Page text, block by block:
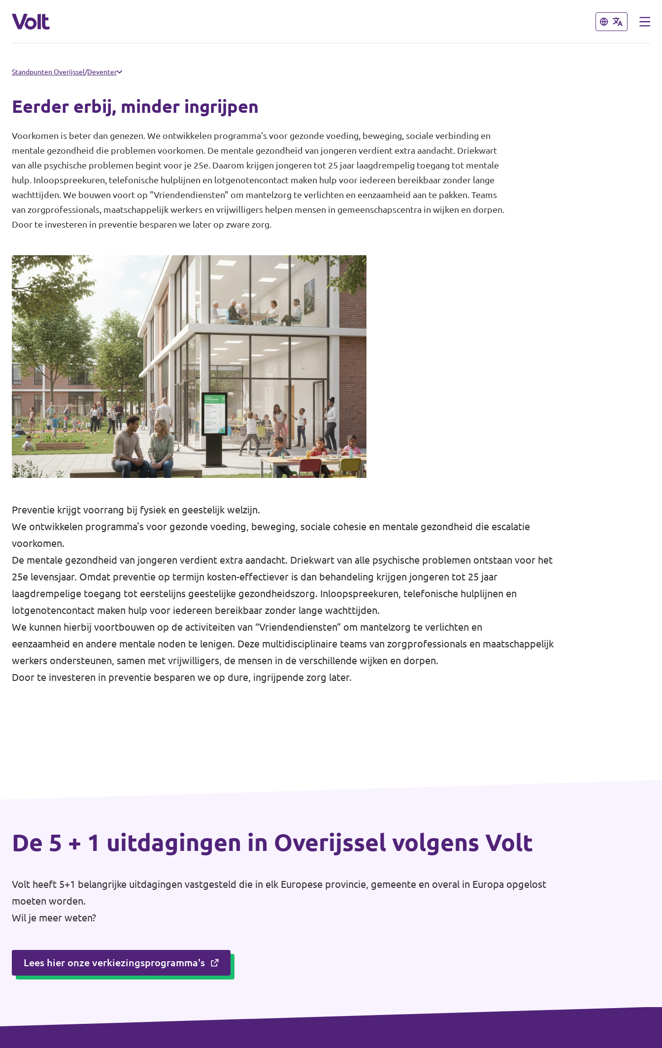
Sluiten
Communities
Volt Almelo
Volt Hengelo
Volt Zwolle
Sluiten
Over Volt
Mensen
Nieuws
Gemeenteraadsverkiezingen 2026
Doneer
Voor leden
Vacatures
Almelo
Deventer
Hengelo
Zwolle
Standpunten Overijssel/Deventer
Eerder erbij, minder ingrijpen
Voorkomen is beter dan genezen. We ontwikkelen programma's voor gezonde voeding, beweging, sociale verbinding en
mentale gezondheid die problemen voorkomen. De mentale gezondheid van jongeren verdient extra aandacht. Driekwart
van alle psychische problemen begint voor je 25e. Daarom krijgen jongeren tot 25 jaar laagdrempelig toegang tot mentale
hulp. Inloopspreekuren, telefonische hulplijnen en lotgenotencontact maken hulp voor iedereen bereikbaar zonder lange
wachttijden. We bouwen voort op "Vriendendiensten" om mantelzorg te verlichten en eenzaamheid aan te pakken. Teams
van zorgprofessionals, maatschappelijk werkers en vrijwilligers helpen mensen in gemeenschapscentra in wijken en dorpen.
Door te investeren in preventie besparen we later op zware zorg.
Preventie krijgt voorrang bij fysiek en geestelijk welzijn.
We ontwikkelen programma's voor gezonde voeding, beweging, sociale cohesie en mentale gezondheid die escalatie
voorkomen.
De mentale gezondheid van jongeren verdient extra aandacht. Driekwart van alle psychische problemen ontstaan voor het
25e levensjaar. Omdat preventie op termijn kosten-effectiever is dan behandeling krijgen jongeren tot 25 jaar
laagdrempelige toegang tot eerstelijns geestelijke gezondheidszorg. Inloopspreekuren, telefonische hulplijnen en
lotgenotencontact maken hulp voor iedereen bereikbaar zonder lange wachttijden.
We kunnen hierbij voortbouwen op de activiteiten van “Vriendendiensten” om mantelzorg te verlichten en
eenzaamheid en andere mentale noden te lenigen. Deze multidisciplinaire teams van zorgprofessionals en maatschappelijk
werkers ondersteunen, samen met vrijwilligers, de mensen in de verschillende wijken en dorpen.
Door te investeren in preventie besparen we op dure, ingrijpende zorg later.
De 5 + 1 uitdagingen in Overijssel volgens Volt
Volt heeft 5+1 belangrijke uitdagingen vastgesteld die in elk Europese provincie, gemeente en overal in Europa opgelost
moeten worden.
Wil je meer weten?
Lees hier onze verkiezingsprogramma's